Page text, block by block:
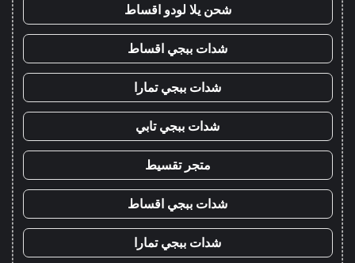
شحن يلا لودو اقساط
شدات ببجي اقساط
شدات ببجي تمارا
شدات ببجي تابي
متجر تقسيط
شدات ببجي اقساط
شدات ببجي تمارا